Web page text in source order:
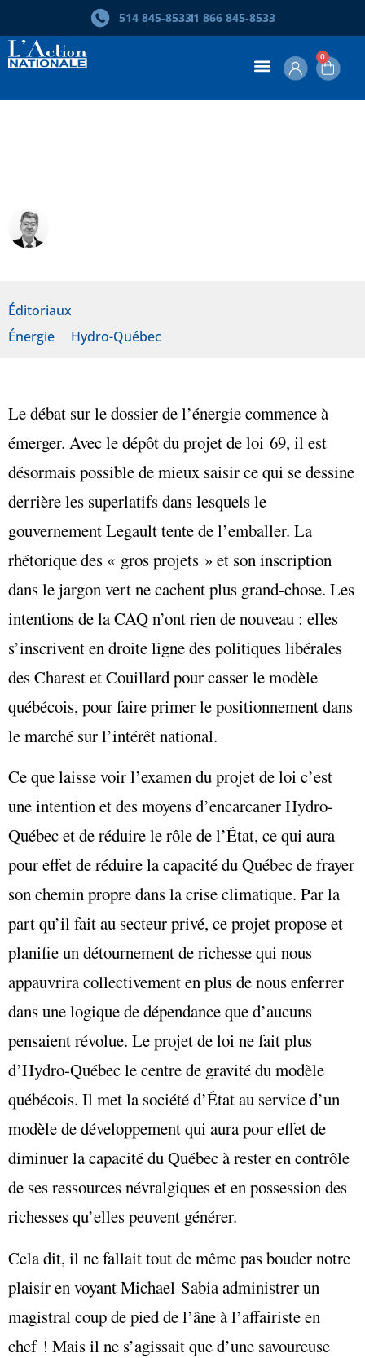
514 845‑85331 866 845‑8533
0
Éditoriaux
Énergie
Hydro-Québec
Le débat sur le dossier de l’énergie commence à
émerger. Avec le dépôt du projet de loi 69, il est
désormais possible de mieux saisir ce qui se dessine
derrière les superlatifs dans lesquels le
gouvernement Legault tente de l’emballer. La
rhétorique des « gros projets » et son inscription
dans le jargon vert ne cachent plus grand-chose. Les
intentions de la CAQ n’ont rien de nouveau : elles
s’inscrivent en droite ligne des politiques libérales
des Charest et Couillard pour casser le modèle
québécois, pour faire primer le positionnement dans
le marché sur l’intérêt national.
Ce que laisse voir l’examen du projet de loi c’est
une intention et des moyens d’encarcaner Hydro-
Québec et de réduire le rôle de l’État, ce qui aura
pour effet de réduire la capacité du Québec de frayer
son chemin propre dans la crise climatique. Par la
part qu’il fait au secteur privé, ce projet propose et
planifie un détournement de richesse qui nous
appauvrira collectivement en plus de nous enferrer
dans une logique de dépendance que d’aucuns
pensaient révolue. Le projet de loi ne fait plus
d’Hydro-Québec le centre de gravité du modèle
québécois. Il met la société d’État au service d’un
modèle de développement qui aura pour effet de
diminuer la capacité du Québec à rester en contrôle
de ses ressources névralgiques et en possession des
richesses qu’elles peuvent générer.
Cela dit, il ne fallait tout de même pas bouder notre
plaisir en voyant Michael Sabia administrer un
magistral coup de pied de l’âne à l’affairiste en
chef ! Mais il ne s’agissait que d’une savoureuse